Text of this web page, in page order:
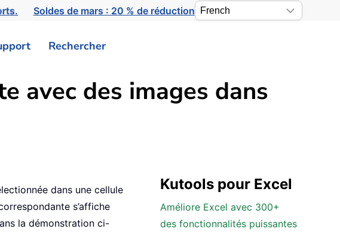
Soldes de mars : 20 % de réduction
Rechercher
avec des images dans
Kutools pour Excel
Améliore Excel avec 300+
des fonctionnalités puissantes
dans une cellule
s’affiche
la démonstration ci-